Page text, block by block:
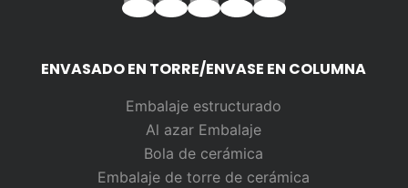
ENVASADO EN TORRE/ENVASE EN COLUMNA
Embalaje estructurado
Al azar Embalaje
Bola de cerámica
Embalaje de torre de cerámica